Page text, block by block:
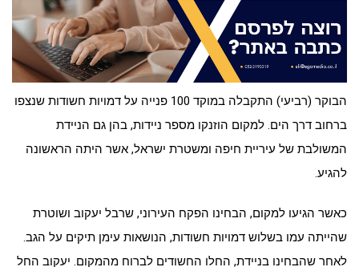
הבוקר (רביעי) התקבלה במוקד 100 פנייה על דמויות חשודות שנצפו
ברחוב דרך הים. למקום הוזנקו מספר ניידות, בהן גם הניידת
המשולבת של עיריית חיפה ומשטרת ישראל, אשר היתה הראשונה
להגיע.
כאשר הגיעו למקום, הבחינו הפקח העירוני, שרבל יעקוב ושוטרת
שהייתה עמו בשלוש דמויות חשודות, הנושאות עימן תיקים על הגב.
לאחר שהבחינו בניידת, החלו החשודים לברוח מהמקום. יעקוב החל